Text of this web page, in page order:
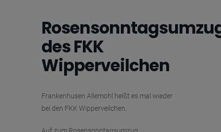
des FKK
Wipperveilchen
Frankenhusen Allemohl heißt es mal wieder
bei den FKK Wipperveilchen.